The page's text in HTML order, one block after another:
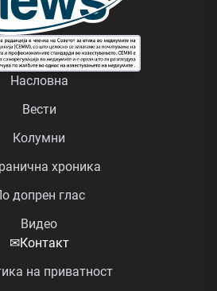
Насловна
Вести
Колумни
хроника
допрен глас
Видео
✉Контакт
на приватност